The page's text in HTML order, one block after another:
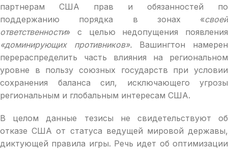
партнерам США прав и обязанностей по
поддержанию порядка в зонах «своей
ответственности» с целью недопущения появления
«доминирующих противников». Вашингтон намерен
перераспределить часть влияния на региональном
уровне в пользу союзных государств при условии
сохранения баланса сил, исключающего угрозы
региональным и глобальным интересам США.
В целом данные тезисы не свидетельствуют об
отказе США от статуса ведущей мировой державы,
диктующей правила игры. Речь идет об оптимизации